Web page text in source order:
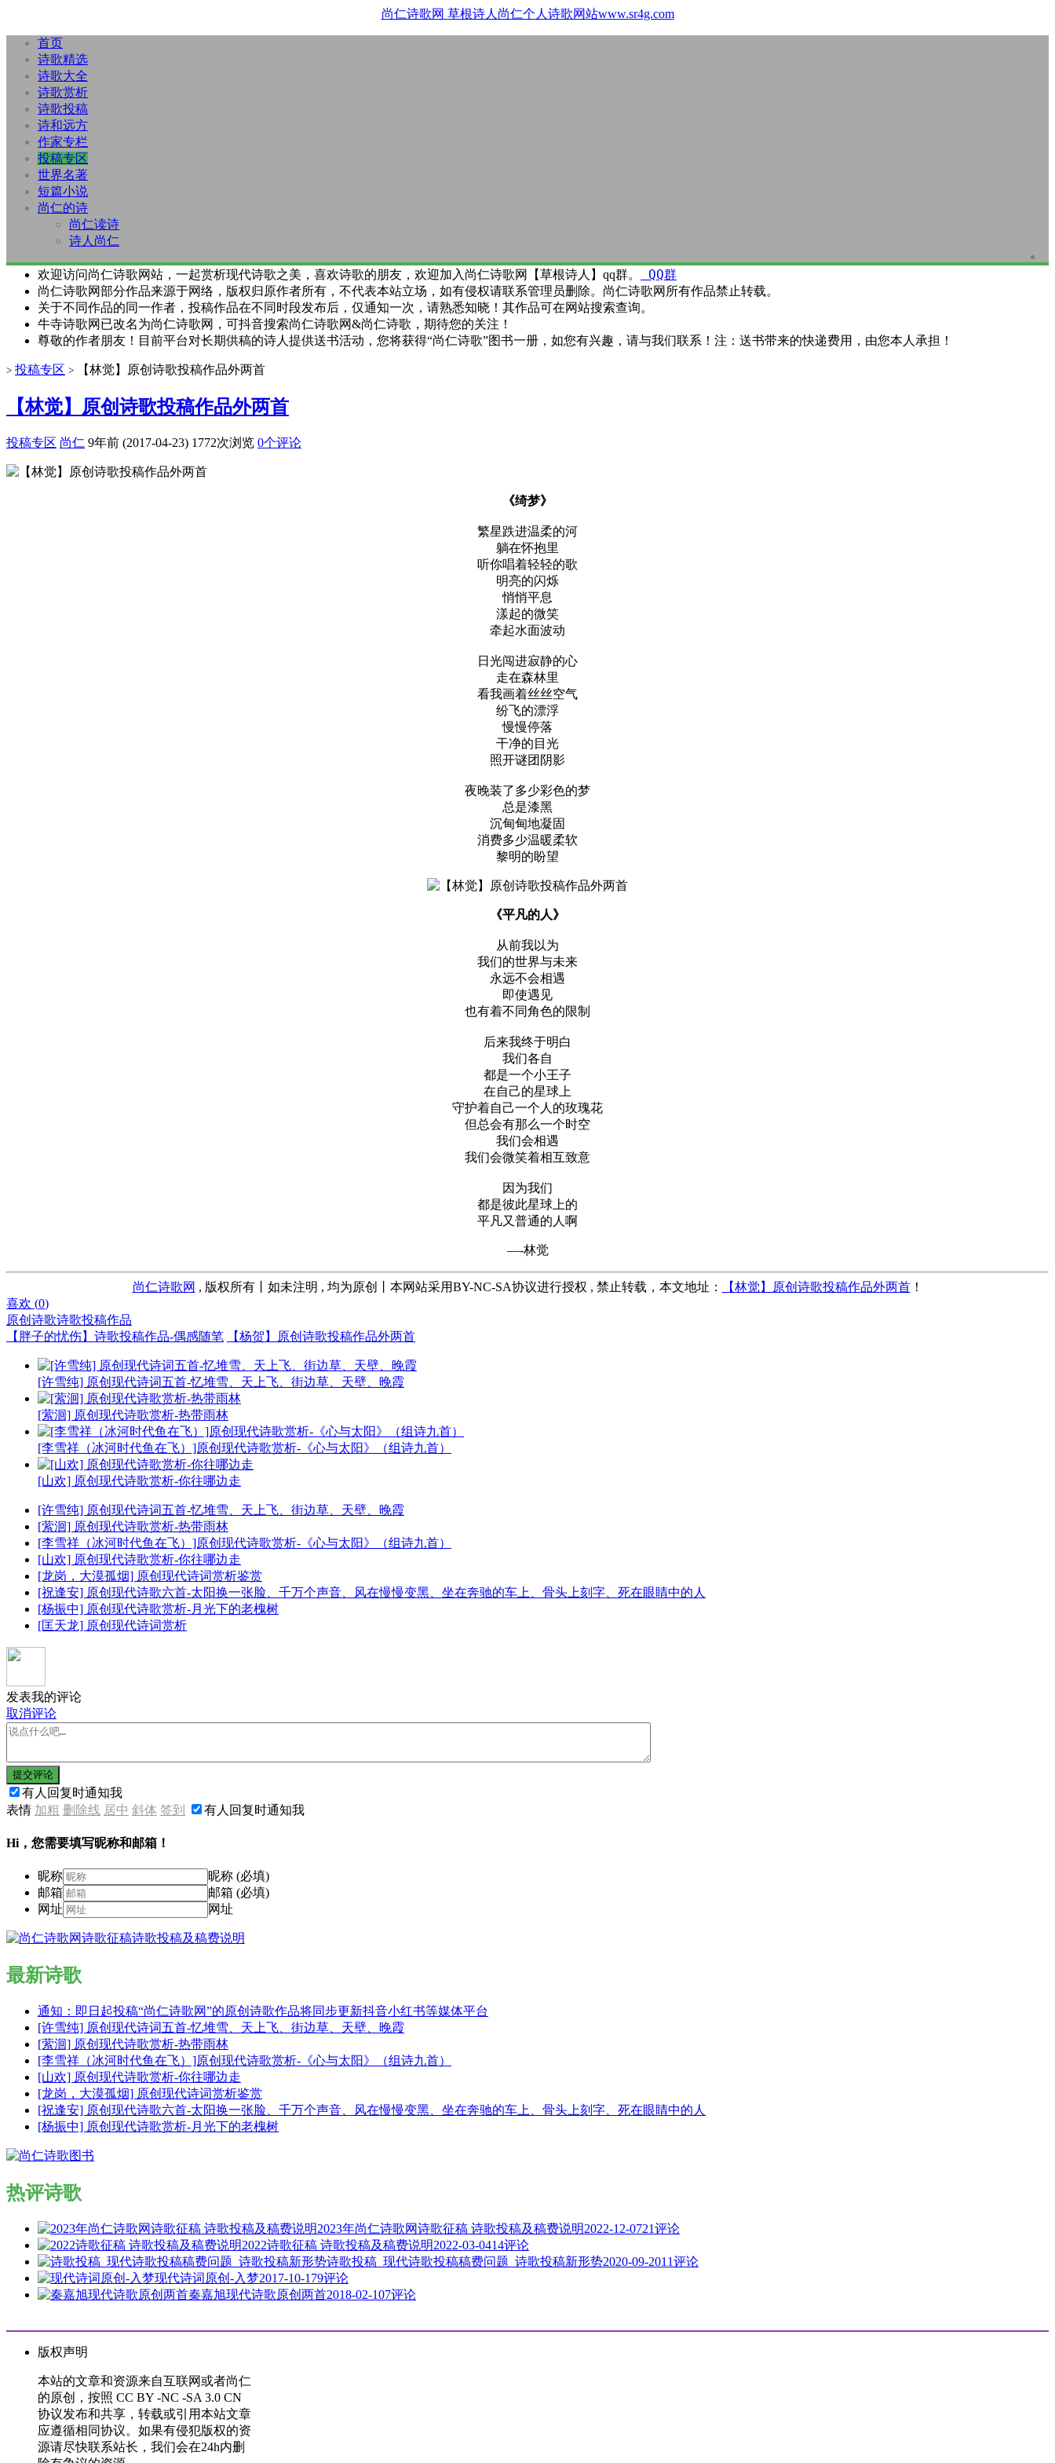
尚仁诗歌网 草根诗人尚仁个人诗歌网站www.sr4g.com
首页
诗歌精选
诗歌大全
诗歌赏析
诗歌投稿
诗和远方
作家专栏
投稿专区
世界名著
短篇小说
尚仁的诗
尚仁读诗
诗人尚仁
欢迎访问尚仁诗歌网站，一起赏析现代诗歌之美，喜欢诗歌的朋友，欢迎加入尚仁诗歌网【草根诗人】qq群。 QQ群
尚仁诗歌网部分作品来源于网络，版权归原作者所有，不代表本站立场，如有侵权请联系管理员删除。尚仁诗歌网所有作品禁止转载。
关于不同作品的同一作者，投稿作品在不同时段发布后，仅通知一次，请熟悉知晓！其作品可在网站搜索查询。
牛寺诗歌网已改名为尚仁诗歌网，可抖音搜索尚仁诗歌网&尚仁诗歌，期待您的关注！
尊敬的作者朋友！目前平台对长期供稿的诗人提供送书活动，您将获得“尚仁诗歌”图书一册，如您有兴趣，请与我们联系！注：送书带来的快递费用，由您本人承担！
> 投稿专区 > 【林觉】原创诗歌投稿作品外两首
【林觉】原创诗歌投稿作品外两首
投稿专区 尚仁 9年前 (2017-04-23) 1772次浏览 0个评论
《绮梦》
繁星跌进温柔的河
躺在怀抱里
听你唱着轻轻的歌
明亮的闪烁
悄悄平息
漾起的微笑
牵起水面波动
日光闯进寂静的心
走在森林里
看我画着丝丝空气
纷飞的漂浮
慢慢停落
干净的目光
照开谜团阴影
夜晚装了多少彩色的梦
总是漆黑
沉甸甸地凝固
消费多少温暖柔软
黎明的盼望
《平凡的人》
从前我以为
我们的世界与未来
永远不会相遇
即使遇见
也有着不同角色的限制
后来我终于明白
我们各自
都是一个小王子
在自己的星球上
守护着自己一个人的玫瑰花
但总会有那么一个时空
我们会相遇
我们会微笑着相互致意
因为我们
都是彼此星球上的
平凡又普通的人啊
—-林觉
尚仁诗歌网 , 版权所有丨如未注明 , 均为原创丨本网站采用BY-NC-SA协议进行授权 , 禁止转载，本文地址： 【林觉】原创诗歌投稿作品外两首！
喜欢 (0)
原创诗歌诗歌投稿作品
【胖子的忧伤】诗歌投稿作品-偶感随笔
【杨贺】原创诗歌投稿作品外两首
[许雪纯] 原创现代诗词五首-忆堆雪、天上飞、街边草、天壁、晚霞
[萦洄] 原创现代诗歌赏析-热带雨林
[李雪祥（冰河时代鱼在飞）]原创现代诗歌赏析-《心与太阳》（组诗九首）
[山欢] 原创现代诗歌赏析-你往哪边走
[许雪纯] 原创现代诗词五首-忆堆雪、天上飞、街边草、天壁、晚霞
[萦洄] 原创现代诗歌赏析-热带雨林
[李雪祥（冰河时代鱼在飞）]原创现代诗歌赏析-《心与太阳》（组诗九首）
[山欢] 原创现代诗歌赏析-你往哪边走
[龙岗，大漠孤烟] 原创现代诗词赏析鉴赏
[祝逢安] 原创现代诗歌六首-太阳换一张脸、千万个声音、风在慢慢变黑、坐在奔驰的车上、骨头上刻字、死在眼睛中的人
[杨振中] 原创现代诗歌赏析-月光下的老槐树
[匡天龙] 原创现代诗词赏析
发表我的评论
取消评论
提交评论
有人回复时通知我
表情 加粗 删除线 居中 斜体 签到 有人回复时通知我
Hi，您需要填写昵称和邮箱！
昵称
昵称 (必填)
邮箱
邮箱 (必填)
网址
网址
最新诗歌
通知：即日起投稿“尚仁诗歌网”的原创诗歌作品将同步更新抖音小红书等媒体平台
[许雪纯] 原创现代诗词五首-忆堆雪、天上飞、街边草、天壁、晚霞
[萦洄] 原创现代诗歌赏析-热带雨林
[李雪祥（冰河时代鱼在飞）]原创现代诗歌赏析-《心与太阳》（组诗九首）
[山欢] 原创现代诗歌赏析-你往哪边走
[龙岗，大漠孤烟] 原创现代诗词赏析鉴赏
[祝逢安] 原创现代诗歌六首-太阳换一张脸、千万个声音、风在慢慢变黑、坐在奔驰的车上、骨头上刻字、死在眼睛中的人
[杨振中] 原创现代诗歌赏析-月光下的老槐树
热评诗歌
2023年尚仁诗歌网诗歌征稿 诗歌投稿及稿费说明2022-12-0721评论
2022诗歌征稿 诗歌投稿及稿费说明2022-03-0414评论
诗歌投稿_现代诗歌投稿稿费问题_诗歌投稿新形势2020-09-2011评论
现代诗词原创-入梦2017-10-179评论
秦嘉旭现代诗歌原创两首2018-02-107评论
版权声明
本站的文章和资源来自互联网或者尚仁
的原创，按照 CC BY -NC -SA 3.0 CN
协议发布和共享，转载或引用本站文章
应遵循相同协议。如果有侵犯版权的资
源请尽快联系站长，我们会在24h内删